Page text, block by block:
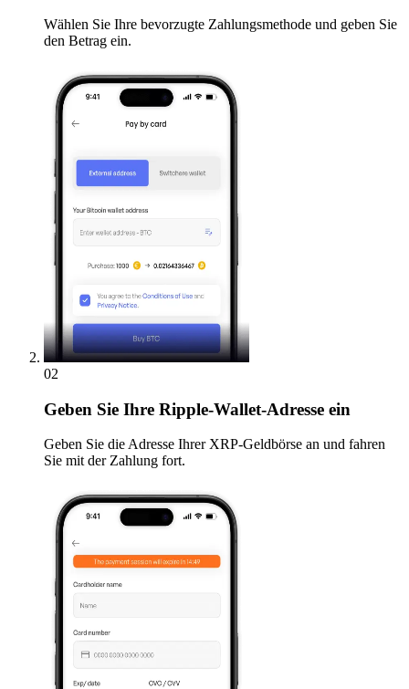
Wählen Sie Ihre bevorzugte Zahlungsmethode und geben Sie
den Betrag ein.
02
Geben Sie Ihre Ripple-Wallet-Adresse ein
Geben Sie die Adresse Ihrer XRP-Geldbörse an und fahren
Sie mit der Zahlung fort.